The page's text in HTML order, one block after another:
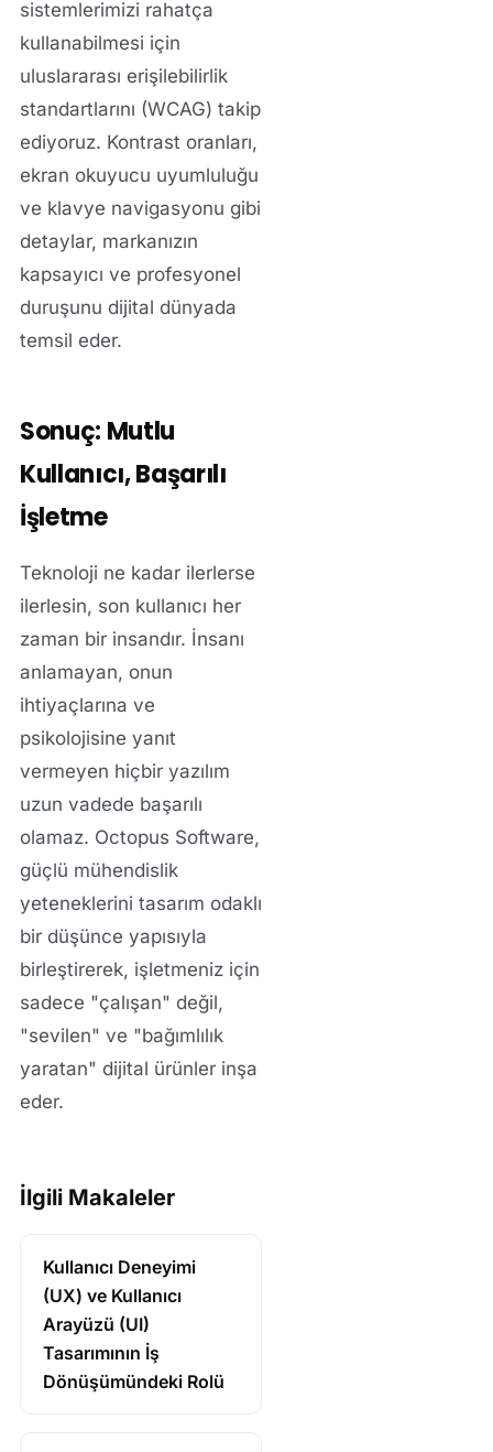
sistemlerimizi rahatça
kullanabilmesi için
uluslararası erişilebilirlik
standartlarını (WCAG) takip
ediyoruz. Kontrast oranları,
ekran okuyucu uyumluluğu
ve klavye navigasyonu gibi
detaylar, markanızın
kapsayıcı ve profesyonel
duruşunu dijital dünyada
temsil eder.
Sonuç: Mutlu
Kullanıcı, Başarılı
İşletme
Teknoloji ne kadar ilerlerse
ilerlesin, son kullanıcı her
zaman bir insandır. İnsanı
anlamayan, onun
ihtiyaçlarına ve
psikolojisine yanıt
vermeyen hiçbir yazılım
uzun vadede başarılı
olamaz. Octopus Software,
güçlü mühendislik
yeteneklerini tasarım odaklı
bir düşünce yapısıyla
birleştirerek, işletmeniz için
sadece "çalışan" değil,
"sevilen" ve "bağımlılık
yaratan" dijital ürünler inşa
eder.
İlgili Makaleler
Kullanıcı Deneyimi
(UX) ve Kullanıcı
Arayüzü (UI)
Tasarımının İş
Dönüşümündeki Rolü